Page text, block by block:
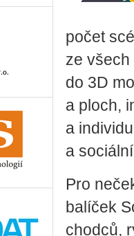
počet
ze
do 3D
a ploch,
a
a
Pro
balíček
chodců,